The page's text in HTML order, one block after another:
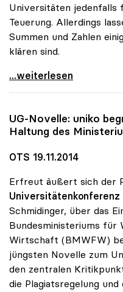
Universitäten jedenfalls
Teuerung. Allerdings
Summen und Zahlen
klären sind.
Schmidinger zu Uni-
...weiterlesen
UG-Novelle: uniko
Haltung des
OTS 19.11.2014
Erfreut äußert sich der
Universitätenkonferenz
Schmidinger, über das
Bundesministeriums für
Wirtschaft (BMWFW)
jüngsten Novelle zum
den zentralen
die Plagiatsregelung